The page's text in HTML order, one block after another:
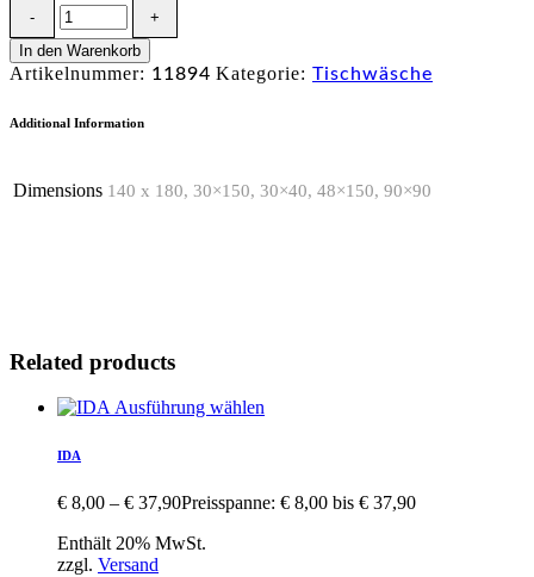
In den Warenkorb
Artikelnummer: 11894 Kategorie: Tischwäsche
Additional Information
Dimensions 140 x 180, 30×150, 30×40, 48×150, 90×90
Related products
Ausführung wählen
IDA
€ 8,00 – € 37,90Preisspanne: € 8,00 bis € 37,90
Enthält 20% MwSt.
zzgl. Versand